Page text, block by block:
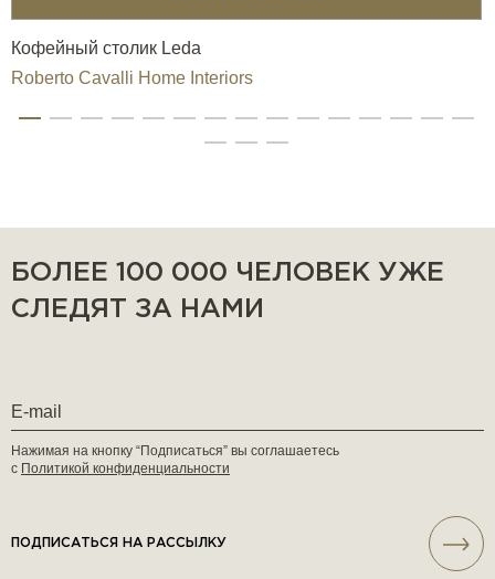
Кофейный столик Leda
Roberto Cavalli Home Interiors
БОЛЕЕ 100 000 ЧЕЛОВЕК УЖЕ
СЛЕДЯТ ЗА НАМИ
Нажимая на кнопку “Подписаться” вы соглашаетесь
с Политикой конфиденциальности
ПОДПИСАТЬСЯ НА РАССЫЛКУ